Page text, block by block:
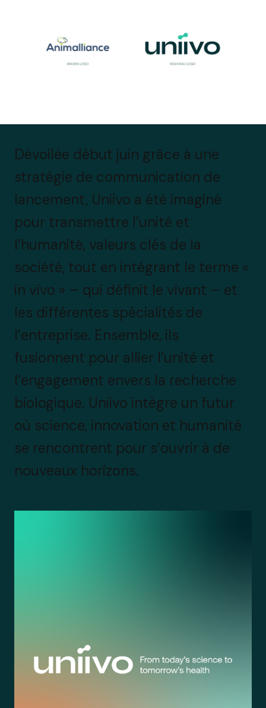
Dévoilée début juin grâce à une
stratégie de communication de
lancement, Uniivo a été imaginé
pour transmettre l’unité et
l’humanité, valeurs clés de la
société, tout en intégrant le terme «
in vivo » – qui définit le vivant – et
les différentes spécialités de
l’entreprise. Ensemble, ils
fusionnent pour allier l’unité et
l’engagement envers la recherche
biologique. Uniivo intègre un futur
où science, innovation et humanité
se rencontrent pour s’ouvrir à de
nouveaux horizons.